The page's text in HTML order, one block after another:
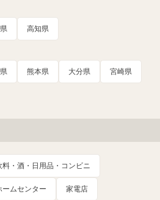
高知県
熊本県 大分県 宮崎県
・酒・日用品・コンビニ
ームセンター 家電店